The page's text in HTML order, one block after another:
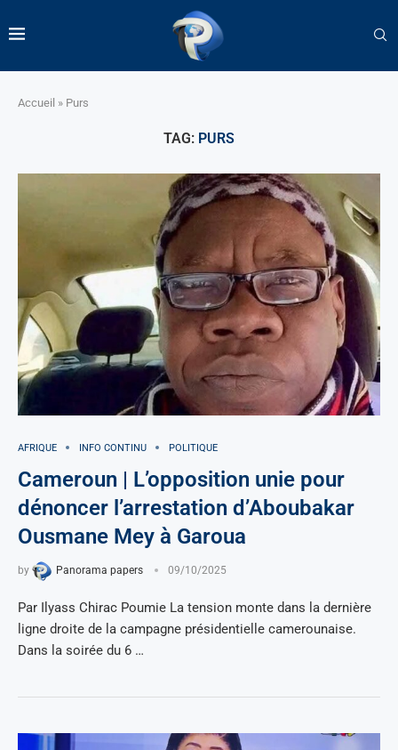
Accueil » Purs
TAG: PURS
AFRIQUE INFO CONTINU POLITIQUE
Cameroun | L’opposition unie pour
dénoncer l’arrestation d’Aboubakar
Ousmane Mey à Garoua
by Panorama papers 09/10/2025
Par Ilyass Chirac Poumie La tension monte dans la dernière
ligne droite de la campagne présidentielle camerounaise.
Dans la soirée du 6 …